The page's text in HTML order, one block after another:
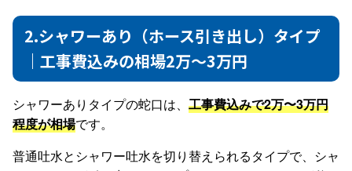
2.シャワーあり（ホース引き出し）タイプ
｜工事費込みの相場2万〜3万円
シャワーありタイプの蛇口は、 工事費込みで2万〜3万円
程度が相場です。
普通吐水とシャワー吐水を切り替えられるタイプで、シャ